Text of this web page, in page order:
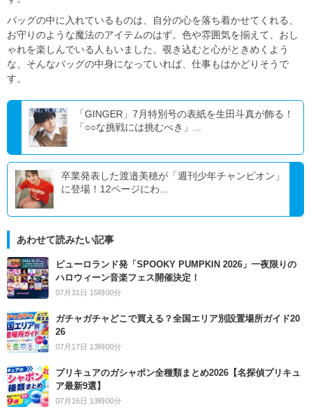
バッグの中に入れているものは、自分の心を落ち着かせてくれる、
お守りのような魔法のアイテムのはず。色や雰囲気を揃えて、おし
ゃれを楽しんでいる人もいました。覗き込むと心がときめくよう
な、そんなバッグの中身になっていれば、仕事もはかどりそうで
す。
「GINGER」7月特別号の表紙を生田斗真が飾る！
「○○な挑戦には挑むべき」...
卒業発表した渡邉美穂が「週刊少年チャンピオン」
に登場！12ページにわ...
あわせて読みたい記事
ピューロランド発「SPOOKY PUMPKIN 2026」一夜限りの
ハロウィーン音楽フェス開催決定！
07月31日 15時00分
ガチャガチャどこで買える？全国エリア別設置場所ガイド20
26
07月17日 13時00分
プリキュアのガシャポン全種類まとめ2026【名探偵プリキュ
ア最新9選】
07月16日 13時00分